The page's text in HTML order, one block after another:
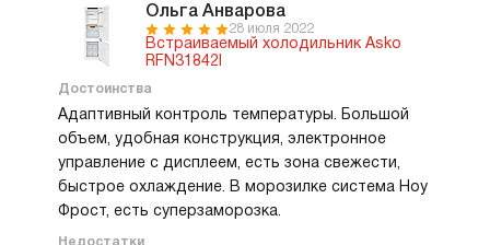
Ольга Анварова
28 июля 2022
Встраиваемый холодильник Asko
RFN31842I
Достоинства
Адаптивный контроль температуры. Большой
объем, удобная конструкция, электронное
управление с дисплеем, есть зона свежести,
быстрое охлаждение. В морозилке система Ноу
Фрост, есть суперзаморозка.
Недостатки